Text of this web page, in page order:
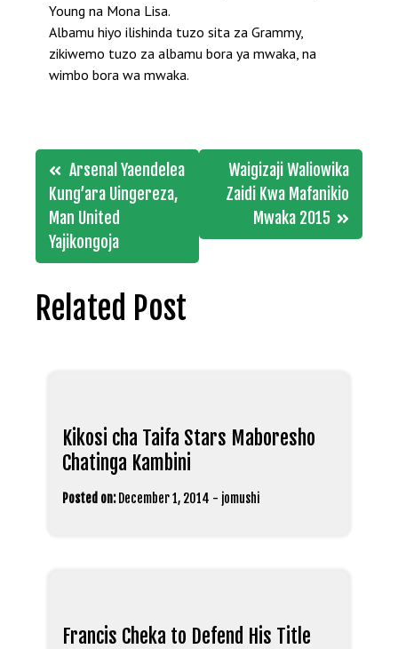
Young na Mona Lisa.
Albamu hiyo ilishinda tuzo sita za Grammy,
zikiwemo tuzo za albamu bora ya mwaka, na
wimbo bora wa mwaka.
Post
navigation
Arsenal Yaendelea
Kung’ara Uingereza,
Man United
Yajikongoja
Waigizaji Waliowika
Zaidi Kwa Mafanikio
Mwaka 2015
Related Post
Kikosi cha Taifa Stars Maboresho
Chatinga Kambini
Posted on: December 1, 2014 - jomushi
Francis Cheka to Defend His Title